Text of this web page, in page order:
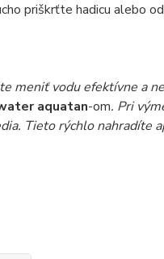
priškrťte hadicu alebo
meniť vodu efektívne a
aquatan-om. Pri
Tieto rýchlo nahradíte